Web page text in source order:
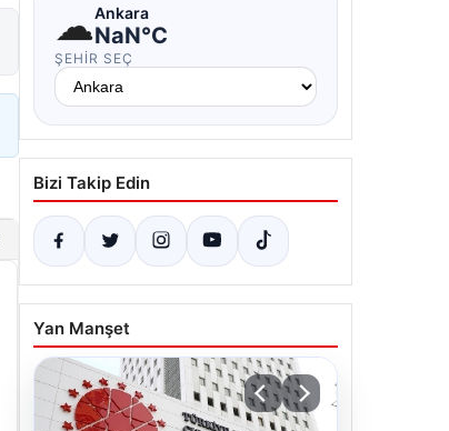
☁Ankara
NaN°C
ŞEHIR SEÇ
Bizi Takip Edin
Yan Manşet